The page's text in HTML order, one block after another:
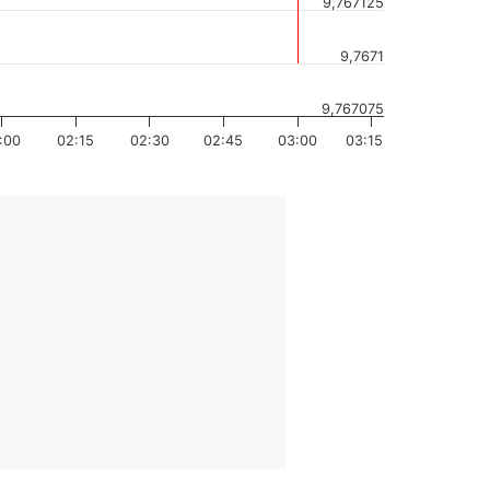
02:15 02:30 02:45 03:00 03:15
9,767075
9,7671